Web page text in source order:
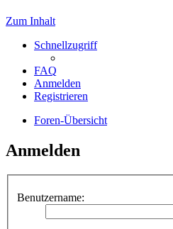
Zum Inhalt
Schnellzugriff
FAQ
Anmelden
Registrieren
Foren-Übersicht
Anmelden
Benutzername: